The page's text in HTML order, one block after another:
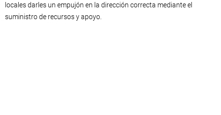
locales darles un empujón en la dirección correcta mediante el
suministro de recursos y apoyo.